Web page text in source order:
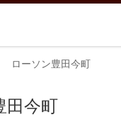
ローソン豊田今町
田今町